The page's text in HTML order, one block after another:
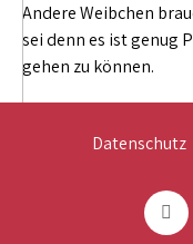
Andere Weibchen
sei denn es ist genug
gehen zu können.
Datenschutz